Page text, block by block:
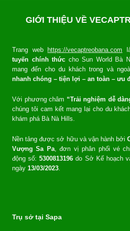
GIỚI THIỆU VỀ
Trang web https://vecaptreobana.com
tuyến chính thức cho Sun World Bà
mang đến cho du khách trong và
nhanh chóng – tiện lợi – an toàn – ưu
Với phương châm “Trải nghiệm dễ
chúng tôi cam kết mang lại cho du
khám phá Bà Nà Hills.
Nền tảng được sở hữu và vận hành bởi
Vượng Sa Pa, đơn vị phân phối vé
động số:5300813196 do Sở Kế hoạch
ngày 13/03/2023.
Trụ sở tại Sapa